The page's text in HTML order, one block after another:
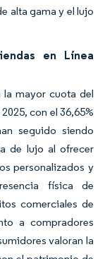
alta gama y el lujo
en Línea
la mayor cuota del
con el 36,65%
seguido siendo
de lujo al ofrecer
personalizados y
física de
comerciales de
a compradores
valoran la